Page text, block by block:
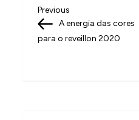
N
a
Previous
Post
Previous
A energia das cores
para o reveillon 2020